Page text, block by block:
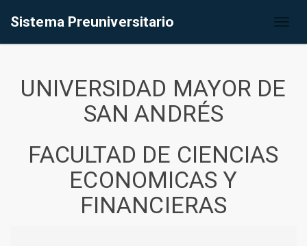
Sistema Preuniversitario
UNIVERSIDAD MAYOR DE
SAN ANDRÉS
FACULTAD DE CIENCIAS
ECONOMICAS Y
FINANCIERAS